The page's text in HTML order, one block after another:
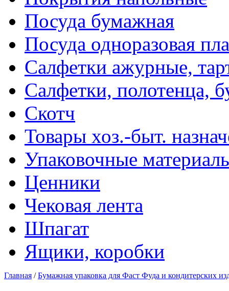
Посуда бумажная
Посуда одноразовая
Салфетки ажурные,
Салфетки, полотенца,
Скотч
Товары хоз.-быт.
Упаковочные
Ценники
Чековая лента
Шпагат
Ящики, коробки
Главная /Бумажная упаковка для Фаст Фуда и кондитерских